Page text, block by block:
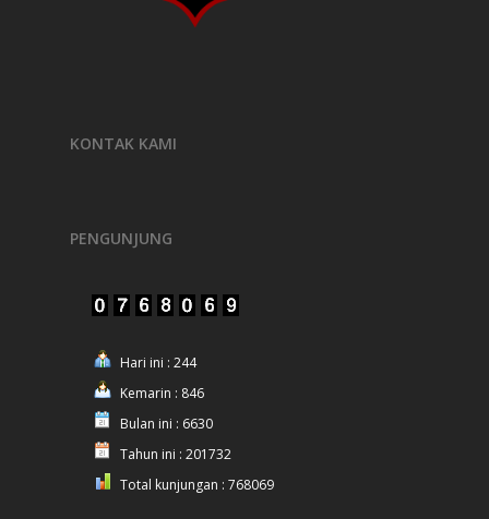
KONTAK KAMI
PENGUNJUNG
Hari ini : 244
Kemarin : 846
Bulan ini : 6630
Tahun ini : 201732
Total kunjungan : 768069